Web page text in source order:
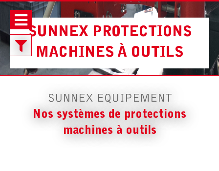
SUNNEX PROTECTIONS
MACHINES À OUTILS
SUNNEX EQUIPEMENT
Nos systèmes de protections
machines à outils
:
MODÈLE :POUR TOUR
AVEC RUPTEUR DE SÉCURITÉ